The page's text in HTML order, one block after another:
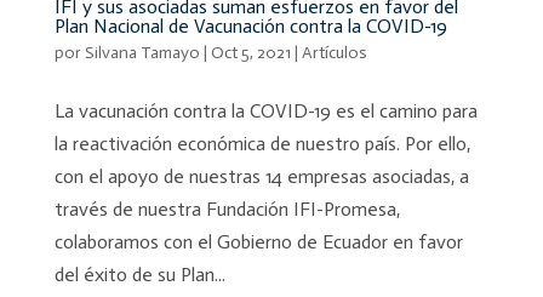
IFI y sus asociadas suman esfuerzos en favor del
Plan Nacional de Vacunación contra la COVID-19
por Silvana Tamayo | Oct 5, 2021 | Artículos
La vacunación contra la COVID-19 es el camino para
la reactivación económica de nuestro país. Por ello,
con el apoyo de nuestras 14 empresas asociadas, a
través de nuestra Fundación IFI-Promesa,
colaboramos con el Gobierno de Ecuador en favor
del éxito de su Plan...